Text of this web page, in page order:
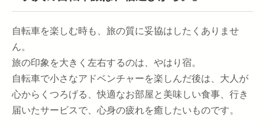
自転車を楽しむ時も、旅の質に妥協はしたくありませ
ん。
旅の印象を大きく左右するのは、やはり宿。
自転車で小さなアドベンチャーを楽しんだ後は、大人が
心からくつろげる、快適なお部屋と美味しい食事、行き
届いたサービスで、心身の疲れを癒したいものです。